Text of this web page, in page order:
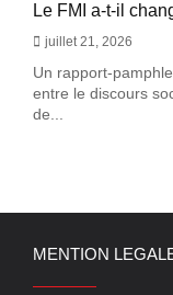
Le FMI a-t-il
juillet 21, 2026
Un rapport-
entre le discours
de...
MENTION